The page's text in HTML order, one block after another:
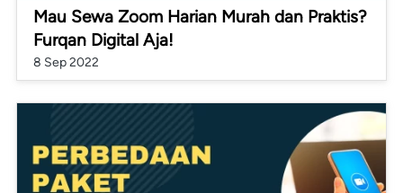
Mau Sewa Zoom Harian Murah dan Praktis?
Furqan Digital Aja!
8 Sep 2022